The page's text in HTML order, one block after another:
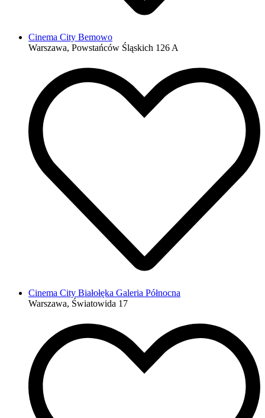
Cinema City Bemowo
Warszawa, Powstańców Śląskich 126 A
Cinema City Białołęka Galeria Północna
Warszawa, Światowida 17